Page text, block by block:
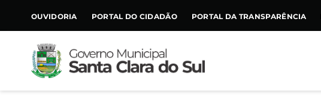
CONTEÚDO
OUVIDORIA PORTAL DO CIDADÃO PORTAL DA TRANSPARÊNCIA